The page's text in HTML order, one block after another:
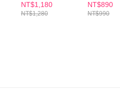
油私密潔膚乳
125ml
NT$1,180
NT$1,280
私密凝膠
NT$890
NT$990